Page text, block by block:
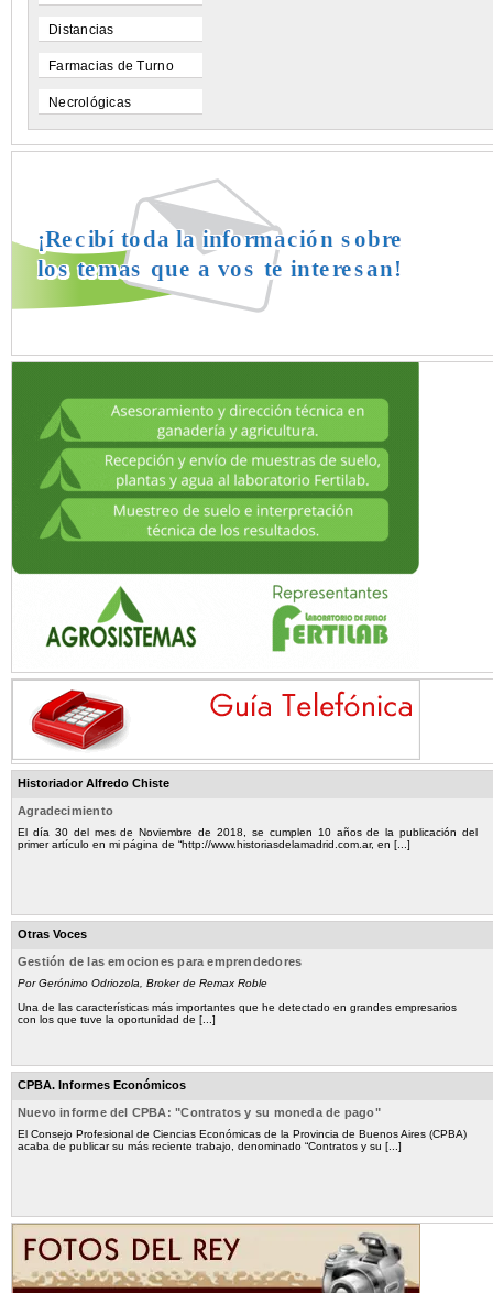
Distancias
Farmacias de Turno
Necrológicas
Historiador Alfredo Chiste
Agradecimiento
El día 30 del mes de Noviembre de 2018, se cumplen 10 años de la publicación del
primer artículo en mi página de “http://www.historiasdelamadrid.com.ar, en [...]
Otras Voces
Gestión de las emociones para emprendedores
Por Gerónimo Odriozola, Broker de Remax Roble
Una de las características más importantes que he detectado en grandes empresarios
con los que tuve la oportunidad de [...]
CPBA. Informes Económicos
Nuevo informe del CPBA: "Contratos y su moneda de pago"
El Consejo Profesional de Ciencias Económicas de la Provincia de Buenos Aires (CPBA)
acaba de publicar su más reciente trabajo, denominado “Contratos y su [...]